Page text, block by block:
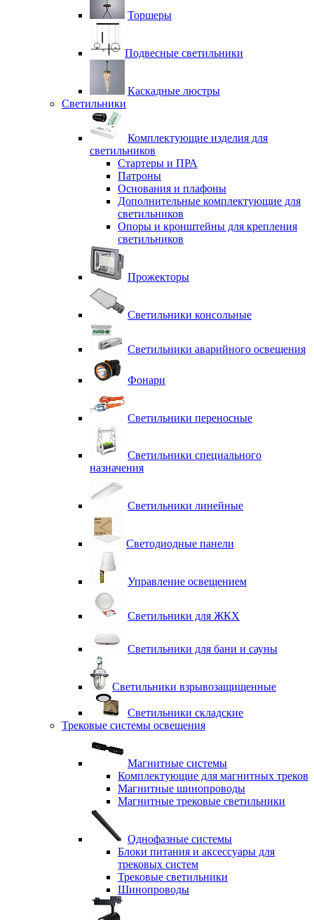
Торшеры
Подвесные светильники
Каскадные люстры
Светильники
Комплектующие изделия для
светильников
Стартеры и ПРА
Патроны
Основания и плафоны
Дополнительные комплектующие для
светильников
Опоры и кронштейны для крепления
светильников
Прожекторы
Светильники консольные
Светильники аварийного освещения
Фонари
Светильники переносные
Светильники специального
назначения
Светильники линейные
Светодиодные панели
Управление освещением
Светильники для ЖКХ
Светильники для бани и сауны
Светильники взрывозащищенные
Светильники складские
Трековые системы освещения
Магнитные системы
Комплектующие для магнитных треков
Магнитные шинопроводы
Магнитные трековые светильники
Однофазные системы
Блоки питания и аксессуары для
трековых систем
Трековые светильники
Шинопроводы